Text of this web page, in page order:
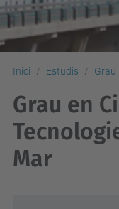
Inici Estudis Grau
Grau en
Mar